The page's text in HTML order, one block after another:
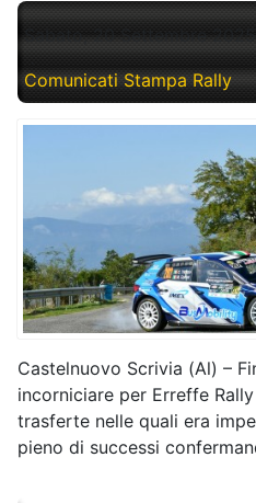
Sabato, 20 Settembre 2025
Comunicati Stampa Rally
Castelnuovo Scrivia (Al) –
incorniciare per Erreffe
trasferte nelle quali era
pieno di successi